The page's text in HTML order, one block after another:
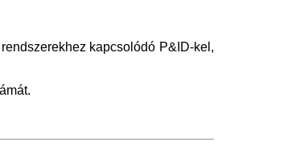
kapcsolódó P&ID-kel,